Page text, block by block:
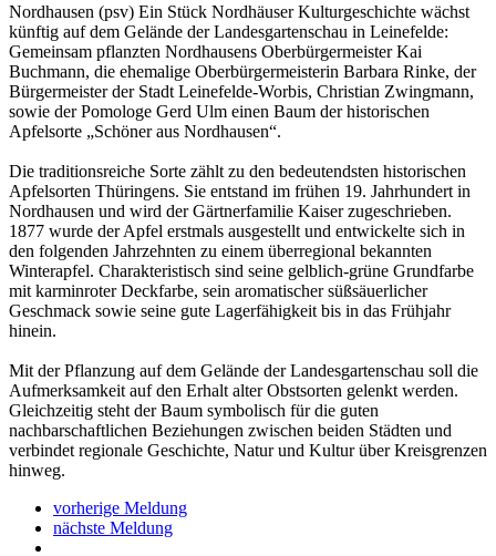
Nordhausen (psv) Ein Stück Nordhäuser Kulturgeschichte wächst
künftig auf dem Gelände der Landesgartenschau in Leinefelde:
Gemeinsam pflanzten Nordhausens Oberbürgermeister Kai
Buchmann, die ehemalige Oberbürgermeisterin Barbara Rinke, der
Bürgermeister der Stadt Leinefelde-Worbis, Christian Zwingmann,
sowie der Pomologe Gerd Ulm einen Baum der historischen
Apfelsorte „Schöner aus Nordhausen“.
Die traditionsreiche Sorte zählt zu den bedeutendsten historischen
Apfelsorten Thüringens. Sie entstand im frühen 19. Jahrhundert in
Nordhausen und wird der Gärtnerfamilie Kaiser zugeschrieben.
1877 wurde der Apfel erstmals ausgestellt und entwickelte sich in
den folgenden Jahrzehnten zu einem überregional bekannten
Winterapfel. Charakteristisch sind seine gelblich-grüne Grundfarbe
mit karminroter Deckfarbe, sein aromatischer süßsäuerlicher
Geschmack sowie seine gute Lagerfähigkeit bis in das Frühjahr
hinein.
Mit der Pflanzung auf dem Gelände der Landesgartenschau soll die
Aufmerksamkeit auf den Erhalt alter Obstsorten gelenkt werden.
Gleichzeitig steht der Baum symbolisch für die guten
nachbarschaftlichen Beziehungen zwischen beiden Städten und
verbindet regionale Geschichte, Natur und Kultur über Kreisgrenzen
hinweg.
vorherige Meldung
nächste Meldung